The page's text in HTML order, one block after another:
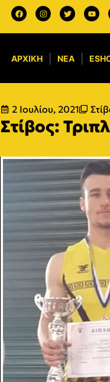
ΑΡΧΙΚΉ ΝΈΑ
2 Ιουλίου, 2021
Στίβος: